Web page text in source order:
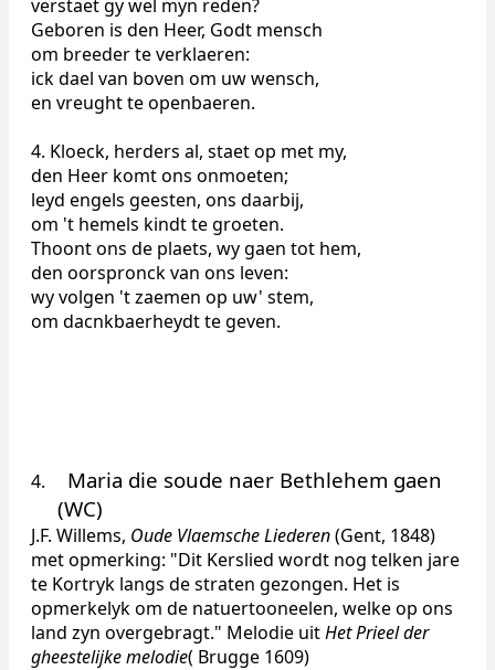
verstaet gy wel myn reden?
Geboren is den Heer, Godt mensch
om breeder te verklaeren:
ick dael van boven om uw wensch,
en vreught te openbaeren.
4. Kloeck, herders al, staet op met my,
den Heer komt ons onmoeten;
leyd engels geesten, ons daarbij,
om 't hemels kindt te groeten.
Thoont ons de plaets, wy gaen tot hem,
den oorspronck van ons leven:
wy volgen 't zaemen op uw' stem,
om dacnkbaerheydt te geven.
4.
Maria die soude naer Bethlehem gaen
(WC)
J.F. Willems, Oude Vlaemsche Liederen(Gent, 1848)
met opmerking: "Dit Kerslied wordt nog telken jare
te Kortryk langs de straten gezongen. Het is
opmerkelyk om de natuertooneelen, welke op ons
land zyn overgebragt." Melodie uitHet Prieel der
gheestelijke melodie( Brugge 1609)